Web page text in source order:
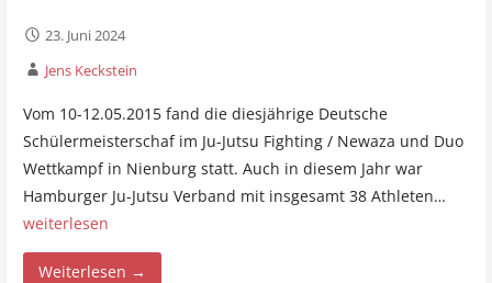
23. Juni 2024
Jens Keckstein
Vom 10-12.05.2015 fand die diesjährige Deutsche
Schülermeisterschaf im Ju-Jutsu Fighting / Newaza und Duo
Wettkampf in Nienburg statt. Auch in diesem Jahr war
Hamburger Ju-Jutsu Verband mit insgesamt 38 Athleten…
weiterlesen
Weiterlesen →